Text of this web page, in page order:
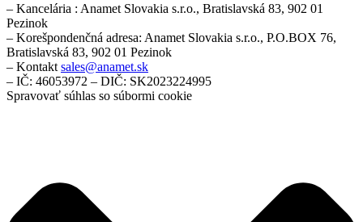
– Kancelária : Anamet Slovakia s.r.o., Bratislavská 83, 902 01
Pezinok
– Korešpondenčná adresa: Anamet Slovakia s.r.o., P.O.BOX 76,
Bratislavská 83, 902 01 Pezinok
– Kontakt sales@anamet.sk
– IČ: 46053972 – DIČ: SK2023224995
Spravovať súhlas so súbormi cookie